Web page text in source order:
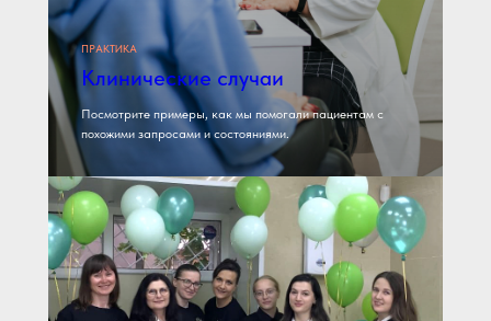
ПРАКТИКА
Клинические случаи
Посмотрите примеры, как мы помогали пациентам с
похожими запросами и состояниями.